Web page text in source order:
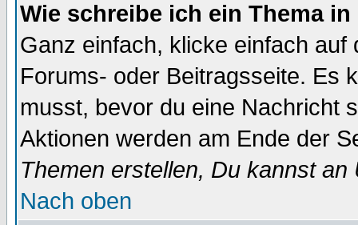
Wie schreibe ich ein Thema
Ganz einfach, klicke einfach
Forums- oder Beitragsseite. Es
musst, bevor du eine Nachricht
Aktionen werden am Ende der
Themen erstellen, Du kannst
Nach oben